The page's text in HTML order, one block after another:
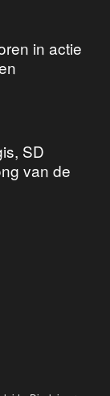
in actie
SD
van de